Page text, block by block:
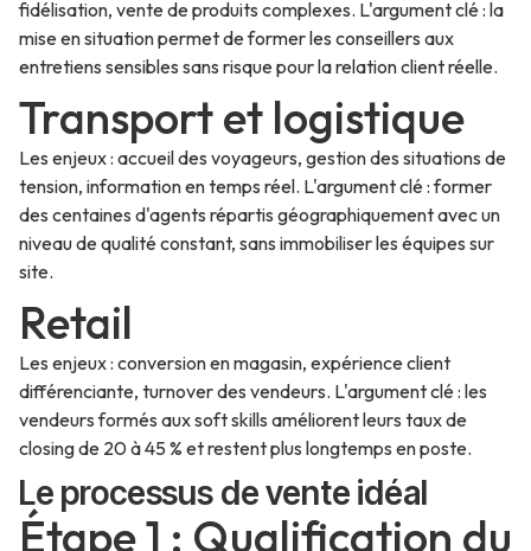
fidélisation, vente de produits complexes. L'argument clé : la
mise en situation permet de former les conseillers aux
entretiens sensibles sans risque pour la relation client réelle.
Transport et logistique
Les enjeux : accueil des voyageurs, gestion des situations de
tension, information en temps réel. L'argument clé : former
des centaines d'agents répartis géographiquement avec un
niveau de qualité constant, sans immobiliser les équipes sur
site.
Retail
Les enjeux : conversion en magasin, expérience client
différenciante, turnover des vendeurs. L'argument clé : les
vendeurs formés aux soft skills améliorent leurs taux de
closing de 20 à 45 % et restent plus longtemps en poste.
Le processus de vente idéal
Étape 1 : Qualification du